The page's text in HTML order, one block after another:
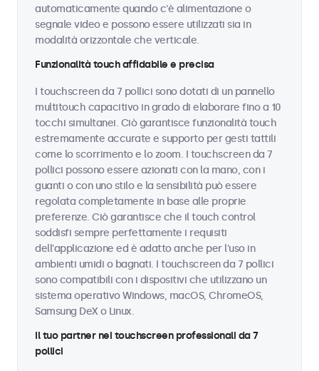
automaticamente quando c'è alimentazione o
segnale video e possono essere utilizzati sia in
modalità orizzontale che verticale.
Funzionalità touch affidabile e precisa
I touchscreen da 7 pollici sono dotati di un pannello
multitouch capacitivo in grado di elaborare fino a 10
tocchi simultanei. Ciò garantisce funzionalità touch
estremamente accurate e supporto per gesti tattili
come lo scorrimento e lo zoom. I touchscreen da 7
pollici possono essere azionati con la mano, con i
guanti o con uno stilo e la sensibilità può essere
regolata completamente in base alle proprie
preferenze. Ciò garantisce che il touch control
soddisfi sempre perfettamente i requisiti
dell'applicazione ed è adatto anche per l'uso in
ambienti umidi o bagnati. I touchscreen da 7 pollici
sono compatibili con i dispositivi che utilizzano un
sistema operativo Windows, macOS, ChromeOS,
Samsung DeX o Linux.
Il tuo partner nei touchscreen professionali da 7
pollici